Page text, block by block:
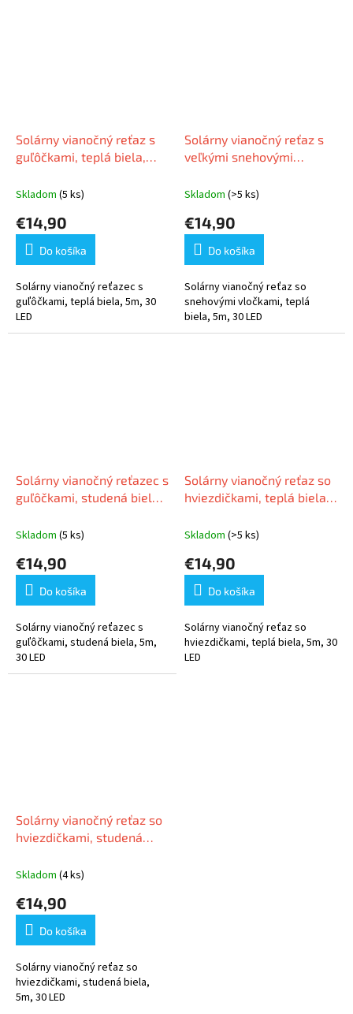
Solárny vianočný reťaz s
guľôčkami, teplá biela,
Skladom (5 ks)
€14,90
Do košíka
Solárny vianočný reťazec s
guľôčkami, teplá biela, 5m, 30
LED
Solárny vianočný reťaz s
veľkými snehovými
30 LED
Skladom (>5 ks)
€14,90
Do košíka
Solárny vianočný reťaz so
snehovými vločkami, teplá
biela, 5m, 30 LED
Solárny vianočný reťazec s
guľôčkami, studená biela,
Skladom (5 ks)
€14,90
Do košíka
Solárny vianočný reťazec s
guľôčkami, studená biela, 5m,
30 LED
Solárny vianočný reťaz so
hviezdičkami, teplá biela,
Skladom (>5 ks)
€14,90
Do košíka
Solárny vianočný reťaz so
hviezdičkami, teplá biela, 5m, 30
LED
Solárny vianočný reťaz so
hviezdičkami, studená
Skladom (4 ks)
€14,90
Do košíka
Solárny vianočný reťaz so
hviezdičkami, studená biela,
5m, 30 LED